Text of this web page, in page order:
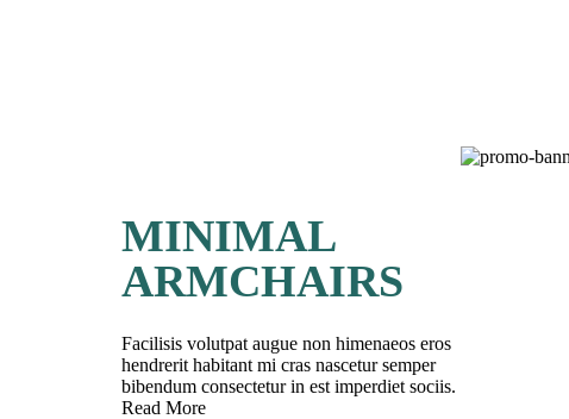
MINIMAL
ARMCHAIRS
Facilisis volutpat augue non himenaeos eros
hendrerit habitant mi cras nascetur semper
bibendum consectetur in est imperdiet sociis.
Read More